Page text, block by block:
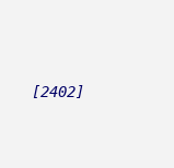
[2402]